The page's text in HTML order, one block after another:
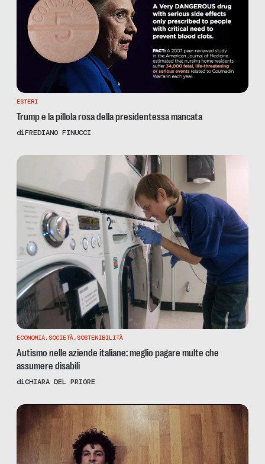
ESTERI
Trump e la pillola rosa della presidentessa mancata
diFREDIANO FINUCCI
ECONOMIA, SOCIETÀ, SOSTENIBILITÀ
Autismo nelle aziende italiane: meglio pagare multe che
assumere disabili
diCHIARA DEL PRIORE